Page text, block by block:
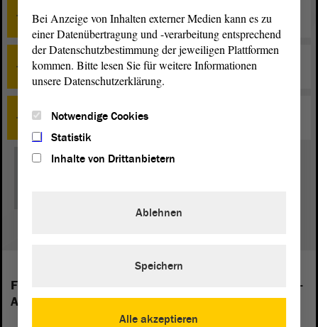
Tierschutzkontrollen sollen Schmerzen bei Tieren verhindern
Preis des Deutschlandtickets muss stabil bleiben
Impulse für Wirtschaft, Klimaschutz und Familien
1 ... 17
Folgende Fraktionen sind im Landtag von Sachsen-
Anhalt vertreten:
Bei Anzeige von Inhalten externer Medien kann es zu
einer Datenübertragung und -verarbeitung entsprechend
der Datenschutzbestimmung der jeweiligen Plattformen
kommen. Bitte lesen Sie für weitere Informationen
unsere Datenschutzerklärung.
Notwendige Cookies
Statistik
Inhalte von Drittanbietern
Alle akzeptieren
Ablehnen
Speichern